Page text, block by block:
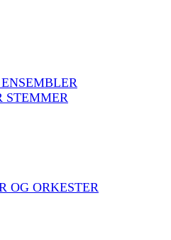
STEMMER
OG ORKESTER